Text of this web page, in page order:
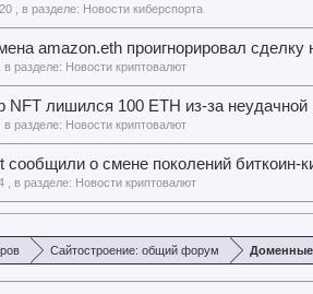
, в разделе: Новости киберспорта
amazon.eth проигнорировал сделку
, в разделе: Новости криптовалют
NFT лишился 100 ETH из-за
, в разделе: Новости криптовалют
сообщили о смене поколений биткоин-
, в разделе: Новости криптовалют
Сайтостроение: общий форум